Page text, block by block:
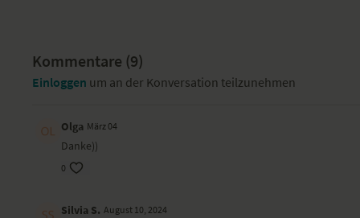
Kommentare (9)
Einloggen um an der Konversation teilzunehmen
Olga März 04
Danke))
0
Silvia S. August 10, 2024